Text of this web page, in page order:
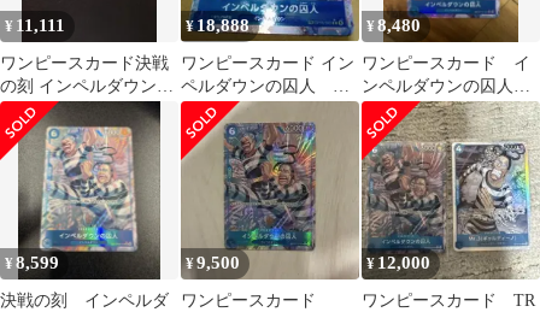
¥ 11,111
ワンピースカード決戦
の刻 インペルダウンの
囚人 セット
¥ 18,888
ワンピースカード イン
ペルダウンの囚人 ト
レジャーレア
¥8,480
ワンピースカード イ
ンペルダウンの囚人
TR パラレル 決戦の刻
¥8,599
決戦の刻 インペルダ
¥9,500
ワンピースカード
¥ 12,000
ワンピースカード TR